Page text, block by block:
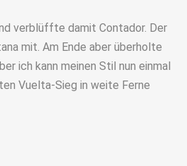
verblüffte damit Contador. Der
mit. Am Ende aber überholte
ich kann meinen Stil nun einmal
Vuelta-Sieg in weite Ferne